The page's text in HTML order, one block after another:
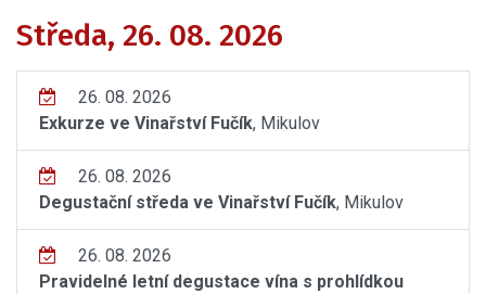
Středa, 26. 08. 2026
26. 08. 2026
Exkurze ve Vinařství Fučík, Mikulov
26. 08. 2026
Degustační středa ve Vinařství Fučík, Mikulov
26. 08. 2026
Pravidelné letní degustace vína s prohlídkou